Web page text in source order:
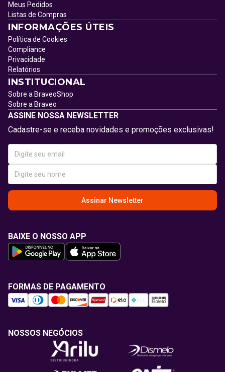
Meus Pedidos
Listas de Compras
INFORMAÇÕES ÚTEIS
Política de Cookies
Compliance
Privacidade
Relatórios
INSTITUCIONAL
Sobre a BraveoShop
Sobre a Braveo
ASSINE NOSSA NEWSLETTER
Cadastre-se e receba novidades e promoções exclusivas!
Assinar Newsletter
BAIXE O NOSSO APP
FORMAS DE PAGAMENTO
NOSSOS NEGÓCIOS